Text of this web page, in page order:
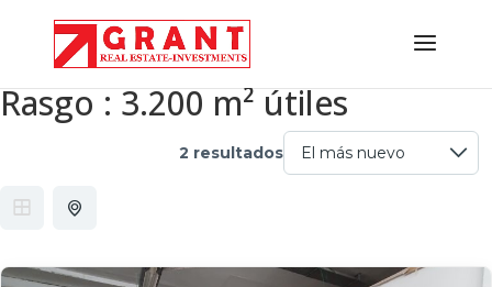
Rasgo :3.200 m² útiles
2 resultados